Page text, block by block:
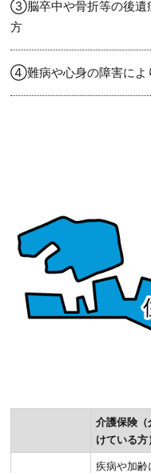
③脳卒中や骨折等の後遺
方
④難病や心身の障害によ
介護保険（
けている方
疾病や加齢